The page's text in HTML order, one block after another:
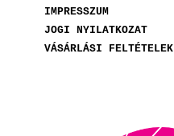
IMPRESSZUM
JOGI NYILATKOZAT
VÁSÁRLÁSI FELTÉTELEK